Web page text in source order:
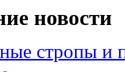
новости
стропы и